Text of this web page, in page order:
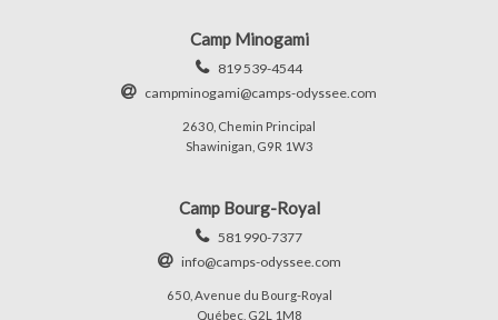
Camp Minogami
819 539-4544
campminogami@camps-odyssee.com
2630, Chemin Principal
Shawinigan, G9R 1W3
Camp Bourg-Royal
581 990-7377
info@camps-odyssee.com
650, Avenue du Bourg-Royal
Québec, G2L 1M8